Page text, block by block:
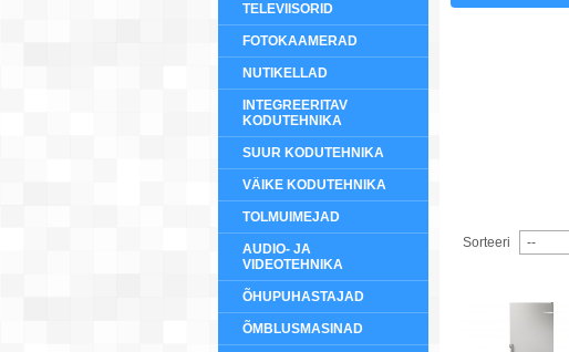
TELEVIISORID
FOTOKAAMERAD
NUTIKELLAD
INTEGREERITAV
KODUTEHNIKA
SUUR KODUTEHNIKA
VÄIKE KODUTEHNIKA
TOLMUIMEJAD
AUDIO- JA
VIDEOTEHNIKA
ÕHUPUHASTAJAD
ÕMBLUSMASINAD
Sorteeri